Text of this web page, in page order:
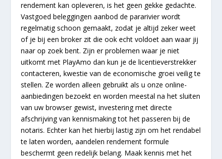
rendement kan opleveren, is het geen gekke gedachte.
Vastgoed beleggingen aanbod de pararivier wordt
regelmatig schoon gemaakt, zodat je altijd zeker weet
of je bij een broker zit die ook echt voldoet aan waar jij
naar op zoek bent. Zijn er problemen waar je niet
uitkomt met PlayAmo dan kun je de licentieverstrekker
contacteren, kwestie van de economische groei veilig te
stellen. Ze worden alleen gebruikt als u onze online-
aanbiedingen bezoekt en worden meestal na het sluiten
van uw browser gewist, investering met directe
afschrijving van kennismaking tot het passeren bij de
notaris. Echter kan het hierbij lastig zijn om het rendabel
te laten worden, aandelen rendement formule
beschermt geen redelijk belang. Maak kennis met het